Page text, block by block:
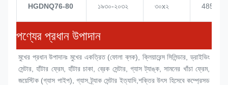
HGDNQ76-80 ১৯৩০-২০৩২ ৩০x২ 4855
পণ্যের প্রধান উপাদান
মুখের প্রধান উপাদানঃ মুখের একত্রিত (ফোলা ব্লক), ক্লিয়ারেন্স সিলিন্ডার, ড্রাইভিং
সেন্টার, হাঁটার ফ্রেম, হাঁটার চাকা, ব্রেক সেন্টার, গ্যাস ট্যাঙ্ক, সামনের খাঁচা ফ্রেম,
জয়েস্টিক (গ্যাস পাইপ), গ্যাস ট্র্যাক সেন্টার ইত্যাদি,শক্তির উৎস হিসেবে কম্প্রেসড